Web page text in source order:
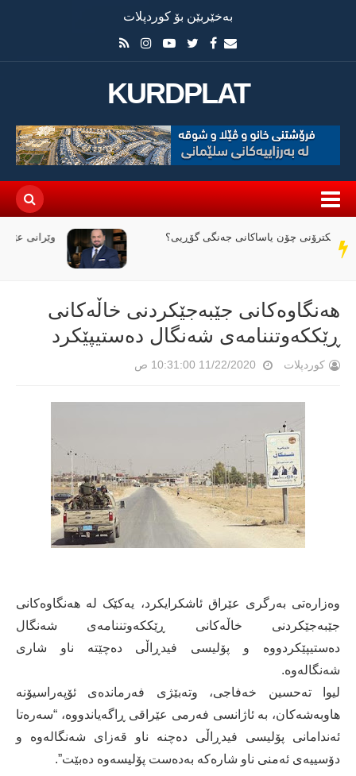
بەخێربێن بۆ کوردپلات
KURDPLAT
سەر
دێڕ
وێرانی عێراق لە نێوان ملیاران و ئاگردا
هەنگاوەکانی جێبەجێکردنی خاڵەکانی
ڕێککەوتننامەی شەنگال دەستیپێکرد
کوردپلات 11/22/2020 10:31:00 ص
وەزارەتی بەرگری عێراق ئاشکرایکرد، یەکێک لە هەنگاوەکانی
جێبەجێکردنی خاڵەکانی ڕێککەوتننامەی شەنگال
دەستیپێکردووە و پۆلیسی فیدڕاڵی دەچێتە ناو شاری
شەنگالەوە.
لیوا تەحسین خەفاجی، وتەبێژی فەرماندەی ئۆپەراسیۆنە
هاوبەشەکان، بە ئاژانسی فەرمی عێراقی ڕاگەیاندووە، “سەرەتا
ئەندامانی پۆلیسی فیدڕاڵی دەچنە ناو قەزای شەنگالەوە و
دۆسییەی ئەمنی ناو شارەکە بەدەست پۆلیسەوە دەبێت”.